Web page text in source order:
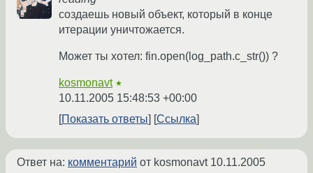
создаешь новый объект, который в конце
итерации уничтожается.
Может ты хотел: fin.open(log_path.c_str()) ?
kosmonavt ★
10.11.2005 15:48:53 +00:00
Показать ответы
Ссылка
Ответ на: комментарий от kosmonavt 10.11.2005